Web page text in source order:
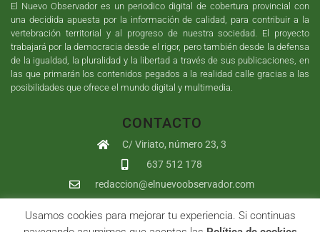
El Nuevo Observador es un periodico digital de cobertura provincial con
una decidida apuesta por la información de calidad, para contribuir a la
vertebración territorial y al progreso de nuestra sociedad. El proyecto
trabajará por la democracia desde el rigor, pero también desde la defensa
de la igualdad, la pluralidad y la libertad a través de sus publicaciones, en
las que primarán los contenidos pegados a la realidad calle gracias a las
posibilidades que ofrece el mundo digital y multimedia.
CONTACTO
C/ Viriato, número 23, 3
637 512 178
redaccion@elnuevoobservador.com
Copyright ©2026 El Nuevo Observador | Sumurdigital Diseño web
Usamos cookies para mejorar tu experiencia. Si continuas